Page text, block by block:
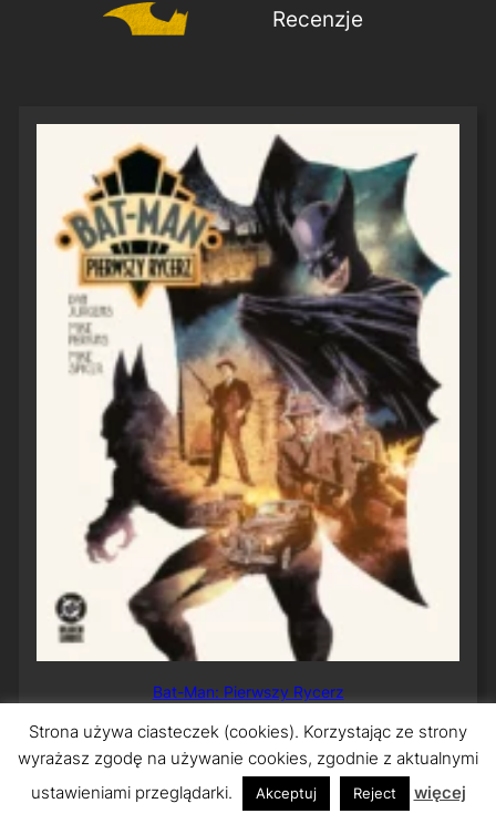
Recenzje
Bat-Man: Pierwszy Rycerz
Strona używa ciasteczek (cookies). Korzystając ze strony
wyrażasz zgodę na używanie cookies, zgodnie z aktualnymi
ustawieniami przeglądarki.
Akceptuj Reject więcej